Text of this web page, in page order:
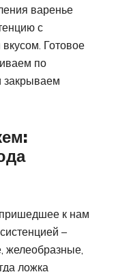
варенье
с
Готовое
по
закрываем
к нам
–
желеобразные,
ложка